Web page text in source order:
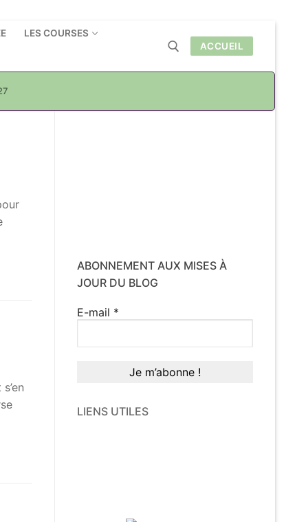
LES COURSES
ACCUEIL
ABONNEMENT AUX MISES À
JOUR DU BLOG
E-mail *
LIENS UTILES